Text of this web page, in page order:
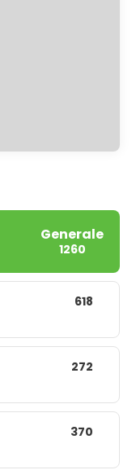
Generale
1260
618
272
370